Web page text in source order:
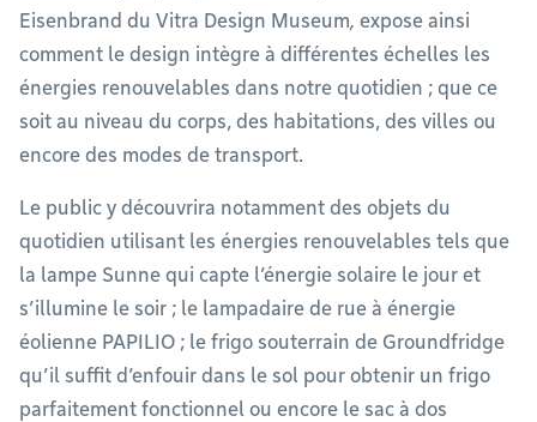
Eisenbrand du Vitra Design Museum, expose ainsi
comment le design intègre à différentes échelles les
énergies renouvelables dans notre quotidien ; que ce
soit au niveau du corps, des habitations, des villes ou
encore des modes de transport.
Le public y découvrira notamment des objets du
quotidien utilisant les énergies renouvelables tels que
la lampe Sunne qui capte l’énergie solaire le jour et
s’illumine le soir ; le lampadaire de rue à énergie
éolienne PAPILIO ; le frigo souterrain de Groundfridge
qu’il suffit d’enfouir dans le sol pour obtenir un frigo
parfaitement fonctionnel ou encore le sac à dos